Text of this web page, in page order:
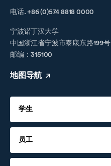
电话. +86 (0)574 8818 0000
宁波诺丁汉大学
中国浙江省宁波市泰康东路199号
邮编：315100
地图导航
学生
员工